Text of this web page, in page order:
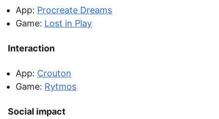
App: Procreate Dreams
Game: Lost in Play
Interaction
App: Crouton
Game: Rytmos
Social impact